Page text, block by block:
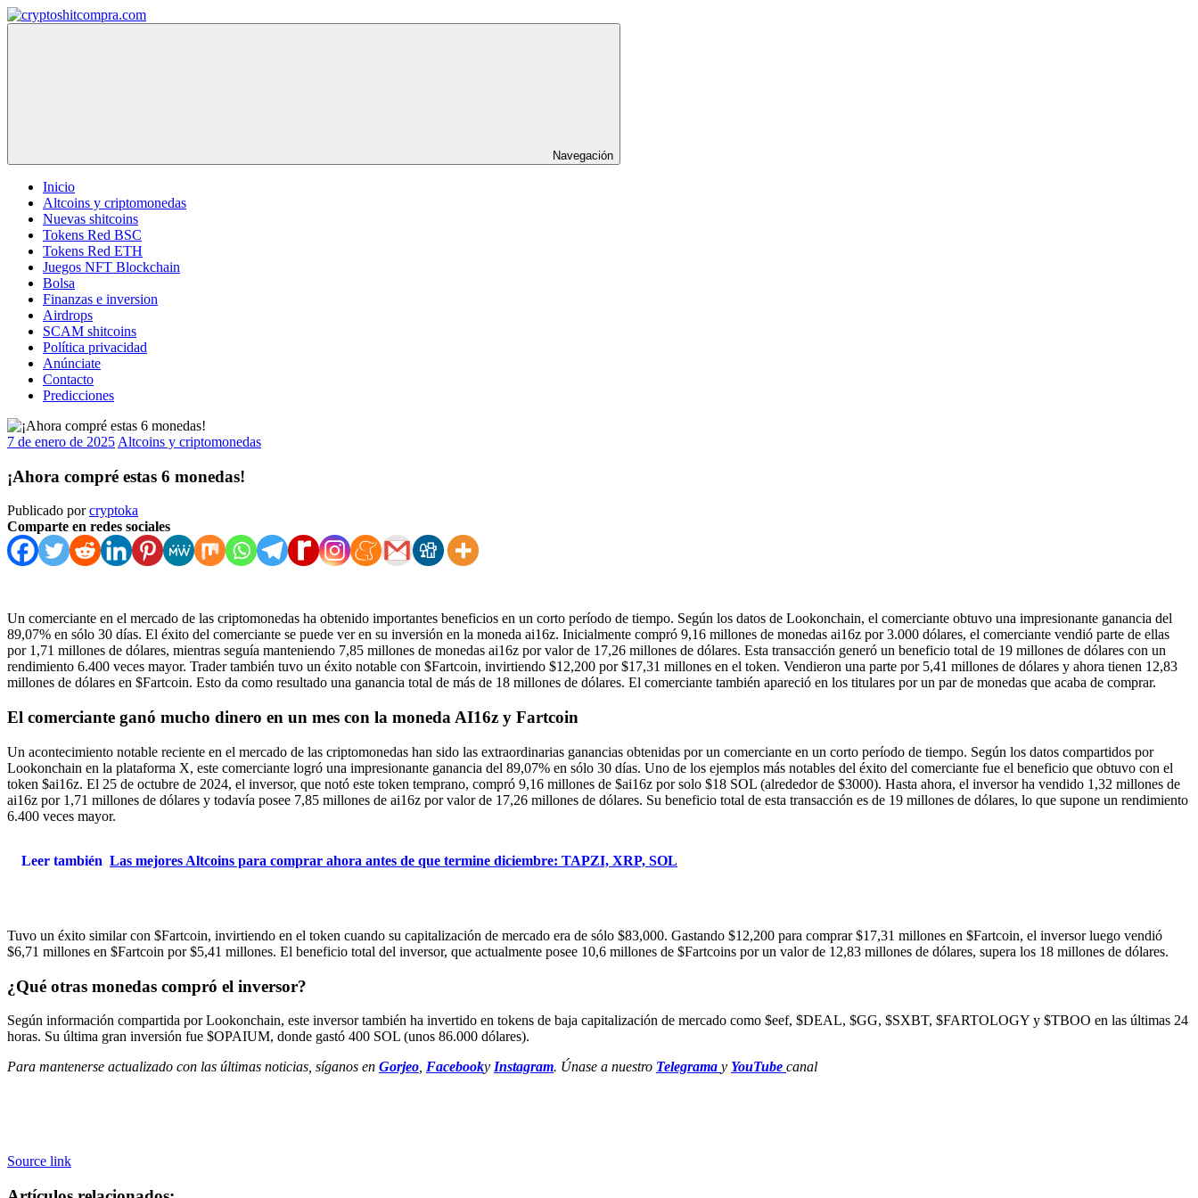
Saltar
al
Navegación
Inicio
Altcoins y criptomonedas
Nuevas shitcoins
Tokens Red BSC
Tokens Red ETH
Juegos NFT Blockchain
Bolsa
Finanzas e inversion
Airdrops
SCAM shitcoins
Política privacidad
Anúnciate
Contacto
Predicciones
7 de enero de 2025 Altcoins y criptomonedas
¡Ahora compré estas 6 monedas!
Publicado porcryptoka
Comparte en redes sociales
Un comerciante en el mercado de las criptomonedas ha obtenido importantes beneficios en un corto período de tiempo. Según los datos de Lookonchain, el comerciante obtuvo una impresionante ganancia del
89,07% en sólo 30 días. El éxito del comerciante se puede ver en su inversión en la moneda ai16z. Inicialmente compró 9,16 millones de monedas ai16z por 3.000 dólares, el comerciante vendió parte de ellas
por 1,71 millones de dólares, mientras seguía manteniendo 7,85 millones de monedas ai16z por valor de 17,26 millones de dólares. Esta transacción generó un beneficio total de 19 millones de dólares con un
rendimiento 6.400 veces mayor. Trader también tuvo un éxito notable con $Fartcoin, invirtiendo $12,200 por $17,31 millones en el token. Vendieron una parte por 5,41 millones de dólares y ahora tienen 12,83
millones de dólares en $Fartcoin. Esto da como resultado una ganancia total de más de 18 millones de dólares. El comerciante también apareció en los titulares por un par de monedas que acaba de comprar.
El comerciante ganó mucho dinero en un mes con la moneda AI16z y Fartcoin
Un acontecimiento notable reciente en el mercado de las criptomonedas han sido las extraordinarias ganancias obtenidas por un comerciante en un corto período de tiempo. Según los datos compartidos por
Lookonchain en la plataforma X, este comerciante logró una impresionante ganancia del 89,07% en sólo 30 días. Uno de los ejemplos más notables del éxito del comerciante fue el beneficio que obtuvo con el
token $ai16z. El 25 de octubre de 2024, el inversor, que notó este token temprano, compró 9,16 millones de $ai16z por solo $18 SOL (alrededor de $3000). Hasta ahora, el inversor ha vendido 1,32 millones de
ai16z por 1,71 millones de dólares y todavía posee 7,85 millones de ai16z por valor de 17,26 millones de dólares. Su beneficio total de esta transacción es de 19 millones de dólares, lo que supone un rendimiento
6.400 veces mayor.
Leer también Las mejores Altcoins para comprar ahora antes de que termine diciembre: TAPZI, XRP, SOL
Tuvo un éxito similar con $Fartcoin, invirtiendo en el token cuando su capitalización de mercado era de sólo $83,000. Gastando $12,200 para comprar $17,31 millones en $Fartcoin, el inversor luego vendió
$6,71 millones en $Fartcoin por $5,41 millones. El beneficio total del inversor, que actualmente posee 10,6 millones de $Fartcoins por un valor de 12,83 millones de dólares, supera los 18 millones de dólares.
¿Qué otras monedas compró el inversor?
Según información compartida por Lookonchain, este inversor también ha invertido en tokens de baja capitalización de mercado como $eef, $DEAL, $GG, $SXBT, $FARTOLOGY y $TBOO en las últimas 24
horas. Su última gran inversión fue $OPAIUM, donde gastó 400 SOL (unos 86.000 dólares).
Para mantenerse actualizado con las últimas noticias, síganos en Gorjeo Facebooky Instagram. Únase a nuestro Telegrama y YouTube canal
Source link